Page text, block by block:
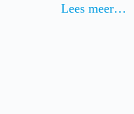
Lees meer…